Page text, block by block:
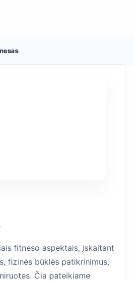
fitneso aspektais, įskaitant
fizinės būklės patikrinimus,
Čia pateikiame